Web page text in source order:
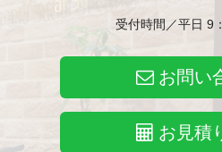
受付時間／平日 9
お問い
お見積